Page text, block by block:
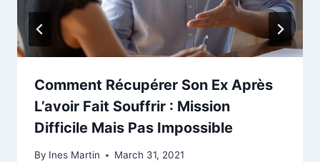
Comment Récupérer Son Ex Après
L’avoir Fait Souffrir : Mission
Difficile Mais Pas Impossible
By Ines Martin March 31, 2021